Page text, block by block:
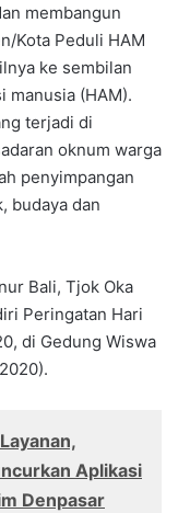
membangun
Kota Peduli HAM
ke sembilan
manusia (HAM).
terjadi di
oknum warga
penyimpangan
budaya dan
Bali, Tjok Oka
Peringatan Hari
di Gedung Wiswa
Aplikasi
Denpasar